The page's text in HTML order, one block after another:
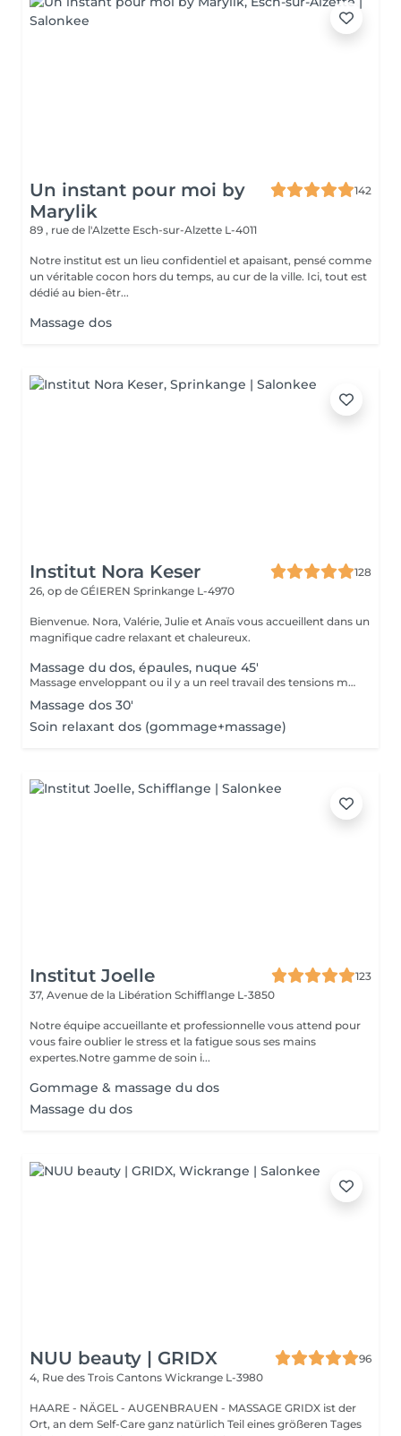
Un instant pour moi by
Marylik
142
89 , rue de l'Alzette Esch-sur-Alzette L-4011
Notre institut est un lieu confidentiel et apaisant, pensé comme
un véritable cocon hors du temps, au cur de la ville. Ici, tout est
dédié au bien-êtr...
Massage dos
Institut Nora Keser
128
26, op de GÉIEREN Sprinkange L-4970
Bienvenue. Nora, Valérie, Julie et Anaïs vous accueillent dans un
magnifique cadre relaxant et chaleureux.
Massage du dos, épaules, nuque 45'
Massage enveloppant ou il y a un reel travail des tensions musculaires. axé sur le dos mais avec un reel benefice pour la nuque et les épaules.
Massage dos 30'
Soin relaxant dos (gommage+massage)
Institut Joelle
123
37, Avenue de la Libération Schifflange L-3850
Notre équipe accueillante et professionnelle vous attend pour
vous faire oublier le stress et la fatigue sous ses mains
expertes.Notre gamme de soin i...
Gommage & massage du dos
Massage du dos
NUU beauty | GRIDX
96
4, Rue des Trois Cantons Wickrange L-3980
HAARE - NÄGEL - AUGENBRAUEN - MASSAGE GRIDX ist der
Ort, an dem Self-Care ganz natürlich Teil eines größeren Tages